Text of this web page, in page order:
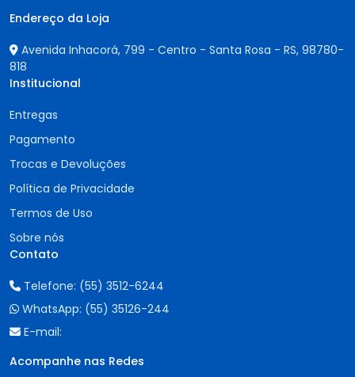
Endereço da Loja
Avenida Inhacorá, 799 - Centro - Santa Rosa - RS, 98780-
818
Institucional
Entregas
Pagamento
Trocas e Devoluções
Política de Privacidade
Termos de Uso
Sobre nós
Contato
Telefone: (55) 3512-6244
WhatsApp: (55) 35126-244
E-mail:
Acompanhe nas Redes